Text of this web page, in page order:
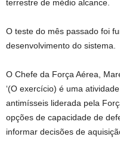
terrestre de médio alcance.
O teste do mês passado foi
desenvolvimento do sistema.
O Chefe da Força Aérea,
‘(O exercício) é uma
antimísseis liderada pela
opções de capacidade de
informar decisões de